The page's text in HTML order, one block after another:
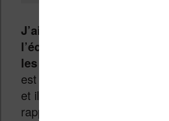
J’ai été agréablement
l’écran qui affiche très
les caractères.
On voit
est meilleur de celui de la
et il ne semble pas trop en
rapport à celui de sa grande